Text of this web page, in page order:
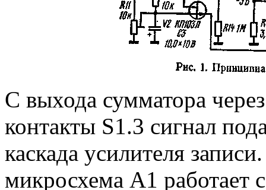
С выхода сумматора
контакты S1.3 сигнал
каскада усилителя
микросхема А1 работает